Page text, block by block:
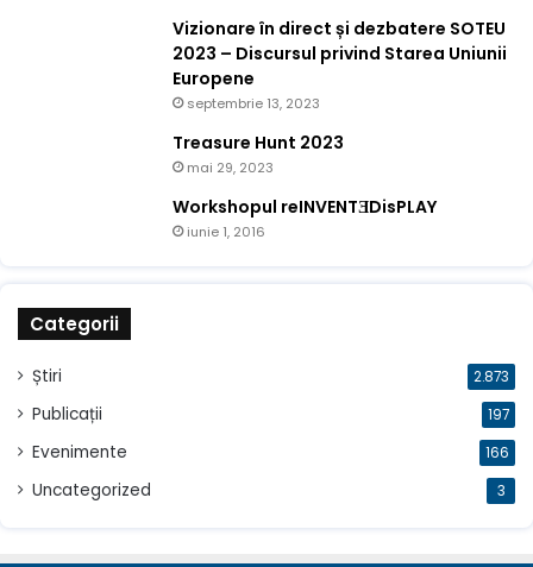
Vizionare în direct și dezbatere SOTEU
2023 – Discursul privind Starea Uniunii
Europene
septembrie 13, 2023
Treasure Hunt 2023
mai 29, 2023
Workshopul reINVENTƎDisPLAY
iunie 1, 2016
Categorii
Știri 2.873
Publicații 197
Evenimente 166
Uncategorized 3